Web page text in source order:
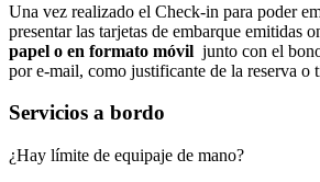
Una vez realizado el Check-in para poder
presentar las tarjetas de embarque emitidas
papel o en formato móvil junto con el
por e-mail, como justificante de la reserva o
Servicios a bordo
¿Hay límite de equipaje de mano?